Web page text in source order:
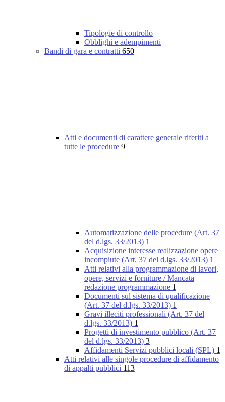
Tipologie di controllo
Obblighi e adempimenti
Bandi di gara e contratti 650
Atti e documenti di carattere generale riferiti a
tutte le procedure 9
Automatizzazione delle procedure (Art. 37
del d.lgs. 33/2013) 1
Acquisizione interesse realizzazione opere
incompiute (Art. 37 del d.lgs. 33/2013) 1
Atti relativi alla programmazione di lavori,
opere, servizi e forniture / Mancata
redazione programmazione 1
Documenti sul sistema di qualificazione
(Art. 37 del d.lgs. 33/2013) 1
Gravi illeciti professionali (Art. 37 del
d.lgs. 33/2013) 1
Progetti di investimento pubblico (Art. 37
del d.lgs. 33/2013) 3
Affidamenti Servizi pubblici locali (SPL) 1
Atti relativi alle singole procedure di affidamento
di appalti pubblici 113